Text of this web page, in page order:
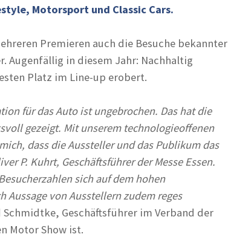
Motorsport und Classic Cars.
Premieren auch die Besuche bekannter
Augenfällig in diesem Jahr: Nachhaltig
Platz im Line-up erobert.
für das Auto ist ungebrochen. Das hat die
gezeigt. Mit unserem technologieoffenen
dass die Aussteller und das Publikum das
P. Kuhrt, Geschäftsführer der Messe Essen.
sich auf dem hohen
Aussage von Ausstellern zudem reges
Geschäftsführer im Verband der
Motor Show ist.